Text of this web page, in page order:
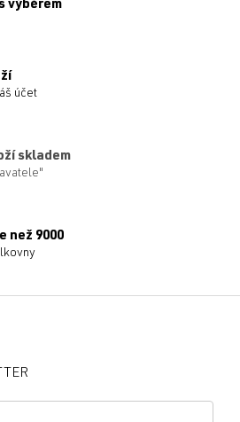
výběrem
účet
skladem
než 9000